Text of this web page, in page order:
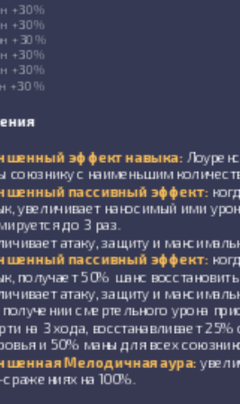
+30%
+30%
+30%
+30%
+30%
+30%
эффект навыка:
союзнику с наименьшим
пассивный эффект:
увеличивает наносимый ими
до 3 раз.
атаку, защиту и
пассивный эффект:
получает 50% шанс
атаку, защиту и
смертельного урона
на 3 хода, восстанавливает
и 50% маны для всех
Мелодичная аура:
на 100%.